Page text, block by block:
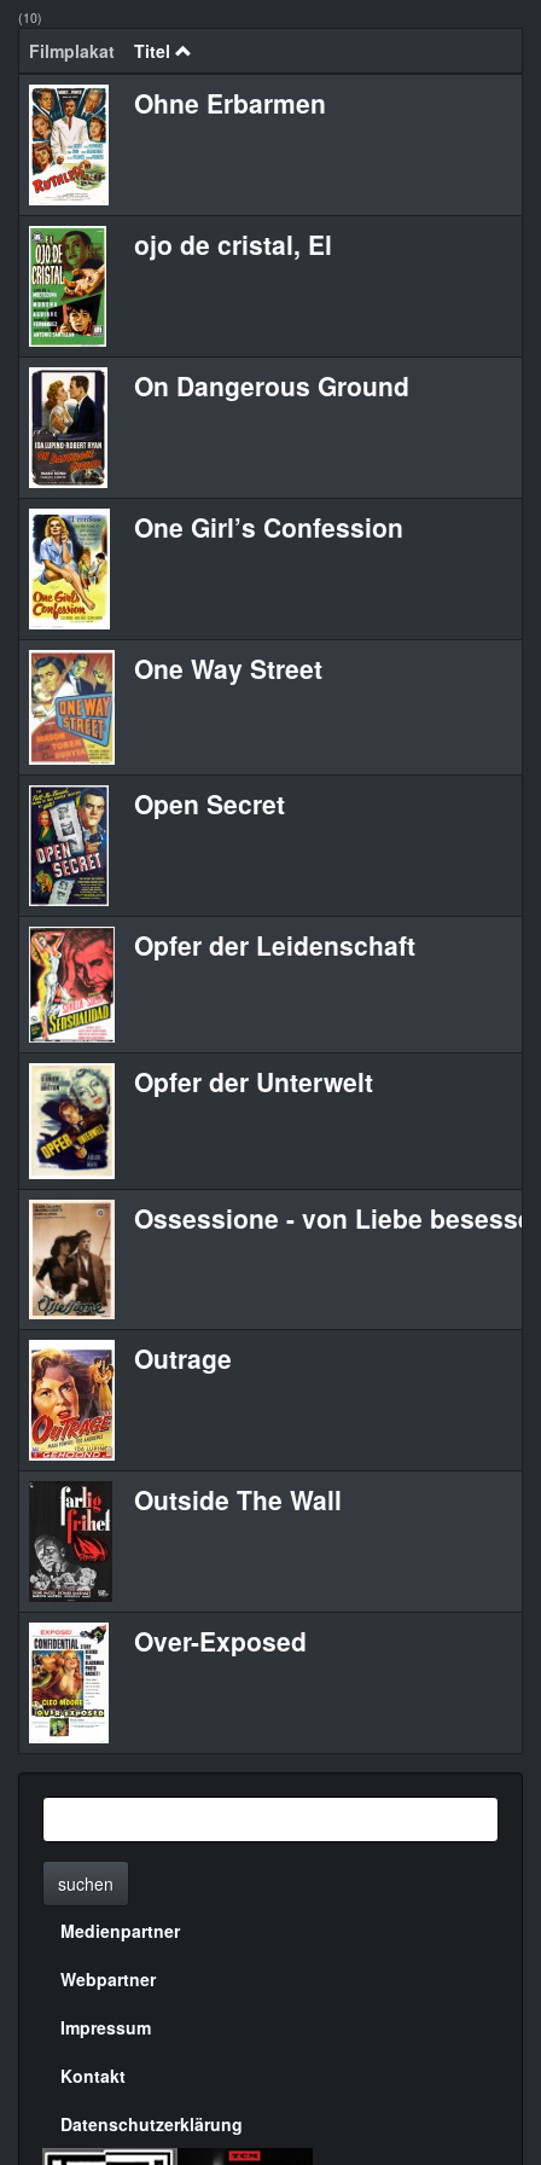
(10)
Filmplakat Titel
Ohne Erbarmen
ojo de cristal, El
On Dangerous Ground
One Girl’s Confession
One Way Street
Open Secret
Opfer der Leidenschaft
Opfer der Unterwelt
Ossessione - von Liebe
Outrage
Outside The Wall
Over-Exposed
suchen
Menülinks
rechte
Seite
Medienpartner
Webpartner
Impressum
Kontakt
Datenschutzerklärung